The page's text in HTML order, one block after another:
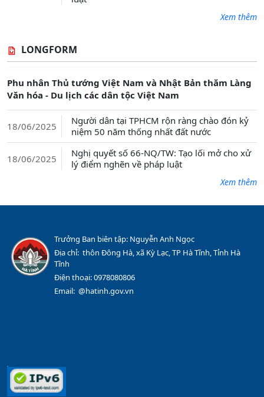
Xem thêm
LONGFORM
Phu nhân Thủ tướng Việt Nam và Nhật Bản thăm Làng
Văn hóa - Du lịch các dân tộc Việt Nam
18/06/2025
Người dân tại TPHCM rộn ràng chào đón kỷ
niệm 50 năm thống nhất đất nước
18/06/2025
Nghị quyết số 66-NQ/TW: Tạo lối mở cho xử
lý điểm nghẽn về pháp luật
Xem thêm
Trưởng Ban biên tập: Nguyễn Anh Ngọc
Địa chỉ: thôn Đông Hà, xã Kỳ Lạc, TP Hà Tĩnh, Tỉnh Hà
Tĩnh
Điện thoại: 0978080806
Email: @hatinh.gov.vn